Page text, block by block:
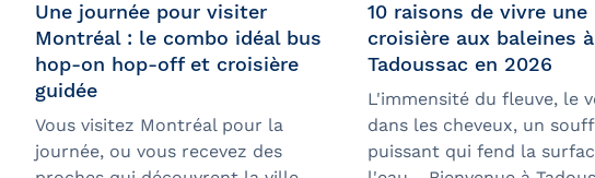
Une journée pour visiter
Montréal : le combo idéal bus
hop-on hop-off et croisière
guidée
Vous visitez Montréal pour la
journée, ou vous recevez des
10 raisons de vivre une
croisière aux baleines à
Tadoussac en 2026
L'immensité du fleuve, le
dans les cheveux, un
puissant qui fend la